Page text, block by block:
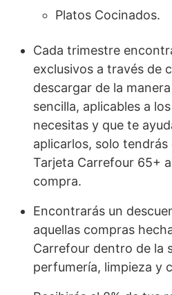
Platos Cocinados.
Cada trimestre
exclusivos a través de
descargar de la
sencilla, aplicables a
necesitas y que te
aplicarlos, solo
Tarjeta Carrefour 65+
compra.
Encontrarás un
aquellas compras
Carrefour dentro de la
perfumería, limpieza y